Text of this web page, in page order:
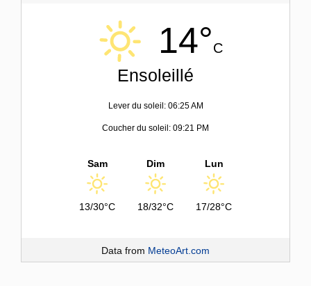
14°C
Ensoleillé
Lever du soleil: 06:25 AM
Coucher du soleil: 09:21 PM
Sam
13/30°C
Dim
18/32°C
Lun
17/28°C
Data from MeteoArt.com